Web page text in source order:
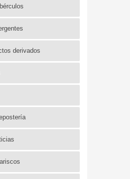
derivados